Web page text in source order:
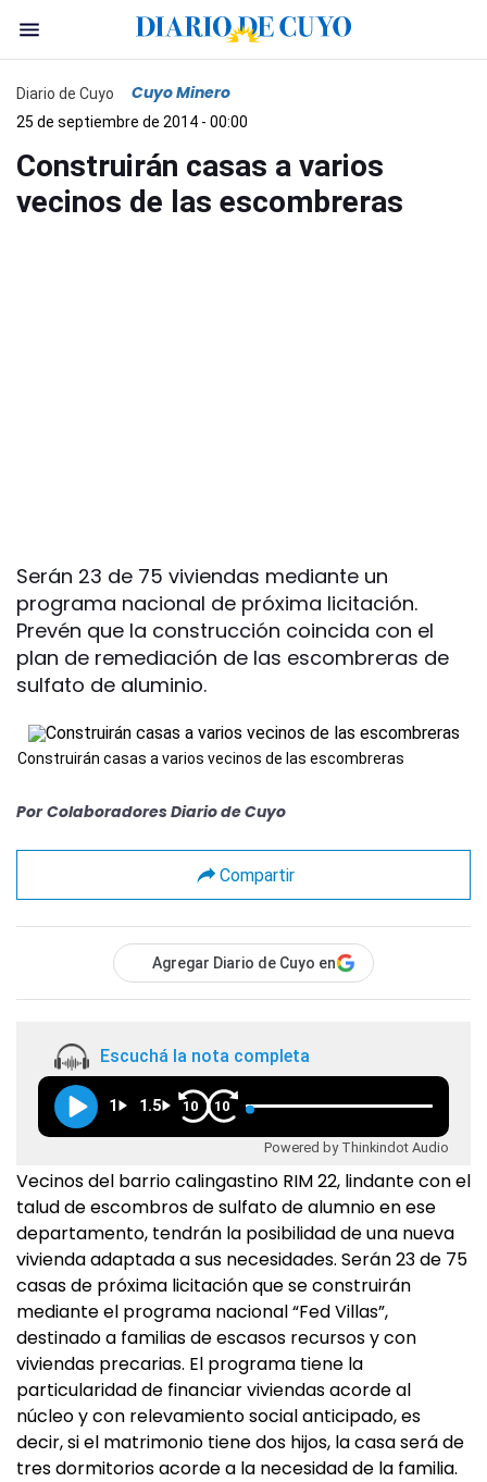
Diario de Cuyo Cuyo Minero
25 de septiembre de 2014 - 00:00
Construirán casas a varios
vecinos de las escombreras
Serán 23 de 75 viviendas mediante un
programa nacional de próxima licitación.
Prevén que la construcción coincida con el
plan de remediación de las escombreras de
sulfato de aluminio.
Construirán casas a varios vecinos de las escombreras
Por Colaboradores Diario de Cuyo
Compartir
Agregar Diario de Cuyo en
Escuchá la nota completa
1 1.5 10 10
Powered by Thinkindot Audio
Vecinos del barrio calingastino RIM 22, lindante con el
talud de escombros de sulfato de alumnio en ese
departamento, tendrán la posibilidad de una nueva
vivienda adaptada a sus necesidades. Serán 23 de 75
casas de próxima licitación que se construirán
mediante el programa nacional “Fed Villas”,
destinado a familias de escasos recursos y con
viviendas precarias. El programa tiene la
particularidad de financiar viviendas acorde al
núcleo y con relevamiento social anticipado, es
decir, si el matrimonio tiene dos hijos, la casa será de
tres dormitorios acorde a la necesidad de la familia.